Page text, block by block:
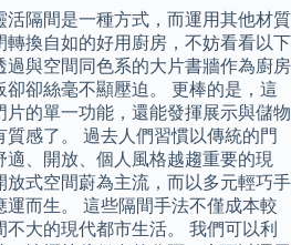
隔間是一種方式，而運用其他材質
轉換自如的好用廚房，不妨看看以下
與空間同色系的大片書牆作為廚房
卻絲毫不顯壓迫。 更棒的是，這
片的單一功能，還能發揮展示與儲物
感了。 過去人們習慣以傳統的門
、開放、個人風格越趨重要的現
式空間蔚為主流，而以多元輕巧手
而生。 這些隔間手法不僅成本較
大的現代都市生活。 我們可以利